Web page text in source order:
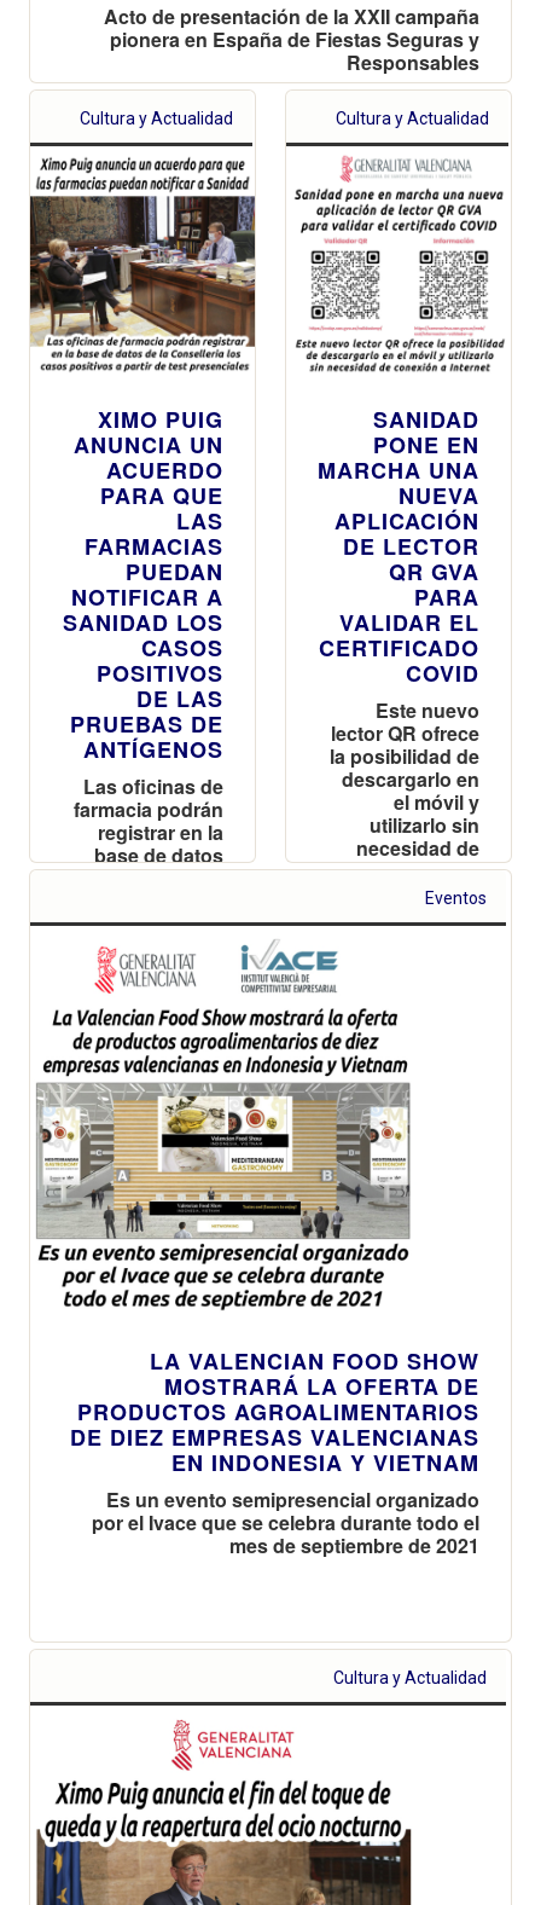
Acto de presentación de la XXII campaña
pionera en España de Fiestas Seguras y
Responsables
Cultura y Actualidad
XIMO PUIG
ANUNCIA UN
ACUERDO
PARA QUE
LAS
FARMACIAS
PUEDAN
NOTIFICAR A
SANIDAD LOS
CASOS
POSITIVOS
DE LAS
PRUEBAS DE
ANTÍGENOS
Las oficinas de
farmacia podrán
registrar en la
base de datos
de la
casos positivos
a partir de test
presenciales
Cultura y Actualidad
SANIDAD
PONE EN
MARCHA UNA
NUEVA
APLICACIÓN
DE LECTOR
QR GVA
PARA
VALIDAR EL
CERTIFICADO
COVID
Este nuevo
lector QR ofrece
la posibilidad de
descargarlo en
el móvil y
utilizarlo sin
necesidad de
conexión a
Internet
Eventos
LA VALENCIAN FOOD SHOW
MOSTRARÁ LA OFERTA DE
PRODUCTOS AGROALIMENTARIOS
DE DIEZ EMPRESAS VALENCIANAS
EN INDONESIA Y VIETNAM
Es un evento semipresencial organizado
por el Ivace que se celebra durante todo el
mes de septiembre de 2021
Cultura y Actualidad